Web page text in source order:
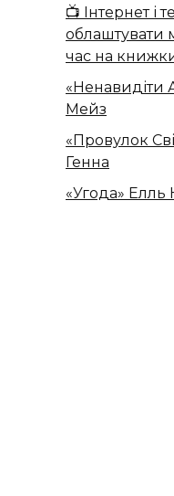
📺 Інтернет і
облаштувати
час на
«Ненавидіти
Мейз
«Провулок
Генна
«Угода» Елль